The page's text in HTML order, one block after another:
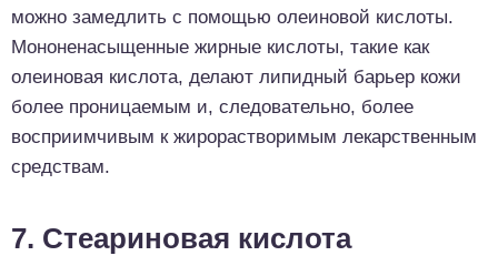
можно замедлить с помощью олеиновой кислоты.
Мононенасыщенные жирные кислоты, такие как
олеиновая кислота, делают липидный барьер кожи
более проницаемым и, следовательно, более
восприимчивым к жирорастворимым лекарственным
средствам.
7. Cтеариновая кислота